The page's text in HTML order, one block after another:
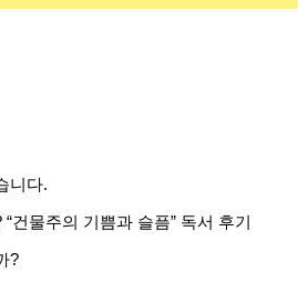
니다.
건물주의 기쁨과 슬픔” 독서 후기
?